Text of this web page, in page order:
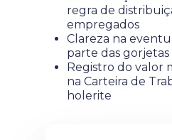
regra de
empregados
Clareza na
parte das
Registro do valor
na Carteira de
holerite